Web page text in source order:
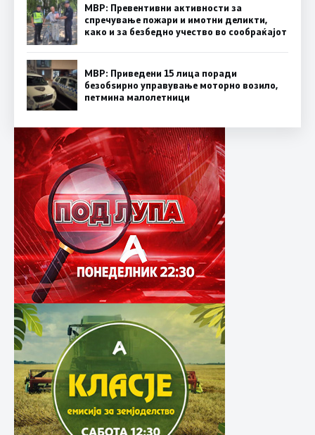
МВР: Превентивни активности за
спречување пожари и имотни деликти,
како и за безбедно учество во сообраќајот
МВР: Приведени 15 лица поради
безобѕирно управување моторно возило,
петмина малолетници